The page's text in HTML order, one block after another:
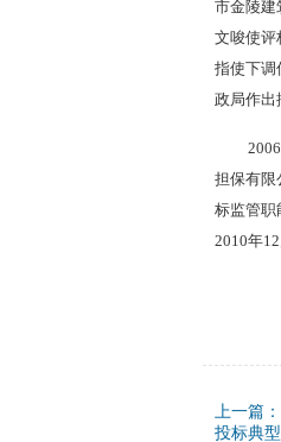
市金陵建
文唆使评
指使下调
政局作出
担保有限
标监管职
2010年
上一篇：
投标典